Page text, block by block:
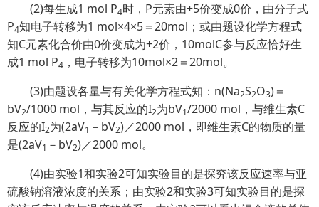
(2)每生成1 mol P4时，P元素由+5价变成0价，由分子式
P4知电子转移为1 mol×4×5＝20mol；或由题设化学方程式
知C元素化合价由0价变成为+2价，10molC参与反应恰好生
成1 mol P4 ，电子转移为10mol×2＝20mol。
(3)由题设各量与有关化学方程式知：n(Na2S2O3)＝
bV2/1000 mol，与其反应的I2为bV1/2000 mol，与维生素C
反应的I2为(2aV1 －bV2)／2000 mol，即维生素C的物质的量
是(2aV1 －bV2)／2000 mol。
(4)由实验1和实验2可知实验目的是探究该反应速率与亚
硫酸钠溶液浓度的关系；由实验2和实验3可知实验目的是探